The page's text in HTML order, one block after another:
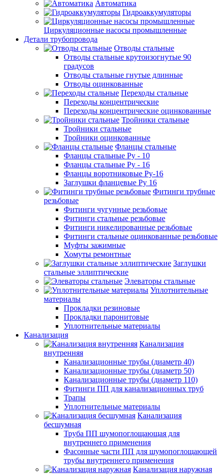
Автоматика
Гидроаккумуляторы
Циркуляционные насосы промышленные
Детали трубопровода
Отводы стальные
Отводы стальные крутоизогнутые 90
градусов
Отводы стальные гнутые длинные
Отводы оцинкованные
Переходы стальные
Переходы концентрические
Переходы концентрические оцинкованные
Тройники стальные
Тройники стальные
Тройники оцинкованные
Фланцы стальные
Фланцы стальные Ру - 10
Фланцы стальные Ру - 16
Фланцы воротниковые Ру-16
Заглушки фланцевые Ру 16
Фитинги трубные
резьбовые
Фитинги чугунные резьбовые
Фитинги стальные резьбовые
Фитинги никелированные резьбовые
Фитинги стальные оцинкованные резьбовые
Муфты зажимные
Хомуты ремонтные
Заглушки
стальные эллиптические
Элеваторы стальные
Уплотнительные
материалы
Прокладки резиновые
Прокладки паронитовые
Уплотнительные материалы
Канализация
Канализация
внутренняя
Канализационные трубы (диаметр 40)
Канализационные трубы (диаметр 50)
Канализационные трубы (диаметр 110)
Фитинги ПП для канализационных труб
Трапы
Уплотнительные материалы
Канализация
бесшумная
Труба ПП шумопоглощающая для
внутреннего применения
Фасонные части ПП для шумопоглощающей
трубы внутреннего применения
Канализация наружная